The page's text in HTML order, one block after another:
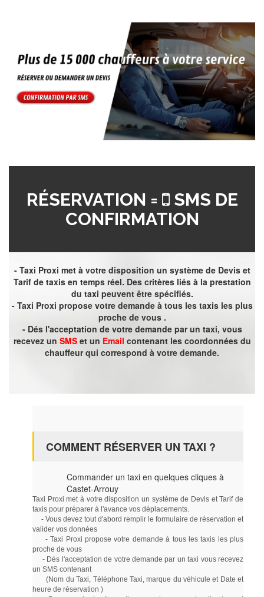
RÉSERVATION =
SMS DE
CONFIRMATION
- Taxi Proxi met à votre disposition un système de Devis et
Tarif de taxis en temps réel. Des critères liés à la prestation
du taxi peuvent être spécifiés.
- Taxi Proxi propose votre demande à tous les taxis les plus
proche de vous .
- Dés l'acceptation de votre demande par un taxi, vous
recevez un SMSet un Email contenant les coordonnées du
chauffeur qui correspond à votre demande.
COMMENT RÉSERVER UN TAXI ?
Commander un taxi en quelques cliques à
Castet-Arrouy
Taxi Proxi met à votre disposition un système de Devis et Tarif de
taxis pour préparer à l'avance vos déplacements.
- Vous devez tout d'abord remplir le formulaire de réservation et
valider vos données
- Taxi Proxi propose votre demande à tous les taxis les plus
proche de vous
- Dés l'acceptation de votre demande par un taxi vous recevez
un SMS contenant
(Nom du Taxi, Téléphone Taxi, marque du véhicule et Date et
heure de réservation )